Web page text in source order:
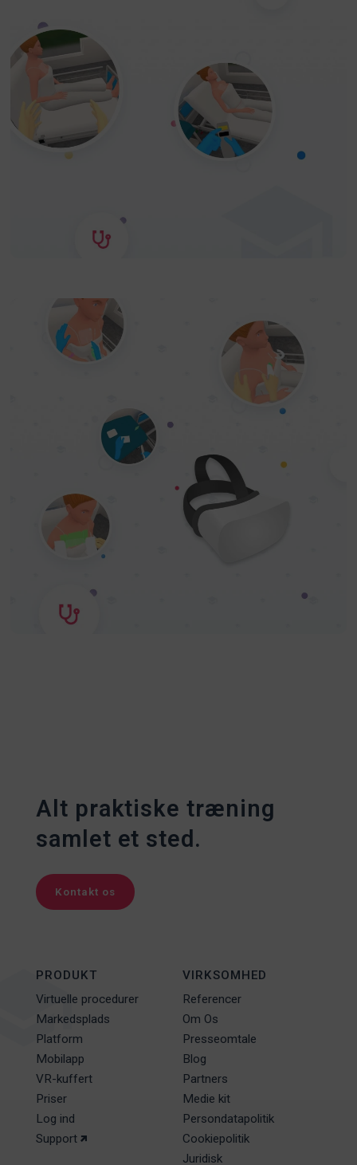
Alt praktiske træning
samlet et sted.
Kontakt os
PRODUKT
Virtuelle procedurer
Markedsplads
Platform
Mobilapp
VR-kuffert
Priser
Log ind
Support
VIRKSOMHED
Referencer
Om Os
Presseomtale
Blog
Partners
Medie kit
Persondatapolitik
Cookiepolitik
Juridisk